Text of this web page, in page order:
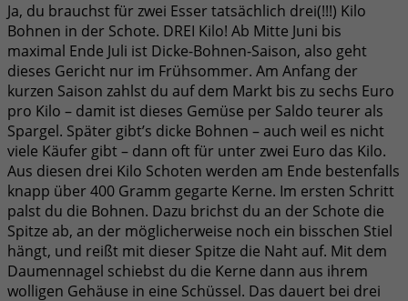
Ja, du brauchst für zwei Esser tatsächlich drei(!!!) Kilo
Bohnen in der Schote. DREI Kilo! Ab Mitte Juni bis
maximal Ende Juli ist Dicke-Bohnen-Saison, also geht
dieses Gericht nur im Frühsommer. Am Anfang der
kurzen Saison zahlst du auf dem Markt bis zu sechs Euro
pro Kilo – damit ist dieses Gemüse per Saldo teurer als
Spargel. Später gibt’s dicke Bohnen – auch weil es nicht
viele Käufer gibt – dann oft für unter zwei Euro das Kilo.
Aus diesen drei Kilo Schoten werden am Ende bestenfalls
knapp über 400 Gramm gegarte Kerne. Im ersten Schritt
palst du die Bohnen. Dazu brichst du an der Schote die
Spitze ab, an der möglicherweise noch ein bisschen Stiel
hängt, und reißt mit dieser Spitze die Naht auf. Mit dem
Daumennagel schiebst du die Kerne dann aus ihrem
wolligen Gehäuse in eine Schüssel. Das dauert bei drei